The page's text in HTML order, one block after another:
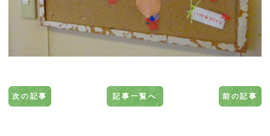
次の記事 記事一覧へ 前の記事